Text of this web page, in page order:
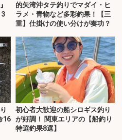
的矢湾沖タテ釣りでマダイ・ヒ
ラメ・青物など多彩釣果！【三
重】仕掛けの使い分けが奏功？
16
初心者大歓迎の船シロギス釣り
が好調！ 関東エリアの【船釣り
特選釣果8選】